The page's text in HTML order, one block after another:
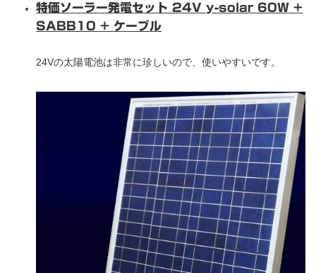
特価ソーラー発電セット 24V y-solar 60W +
SABB10 + ケーブル
24Vの太陽電池は非常に珍しいので、使いやすいです。